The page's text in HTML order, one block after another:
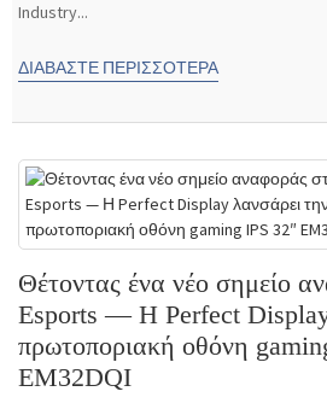
Industry...
ΔΙΑΒΆΣΤΕ ΠΕΡΙΣΣΌΤΕΡΑ
Θέτοντας ένα νέο σημείο
Esports — Η Perfect Display
πρωτοποριακή οθόνη
EM32DQI